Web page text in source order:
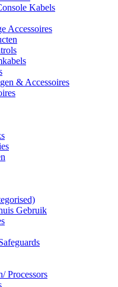
Kabels
Accessoires
& Accessoires
Gebruik
Processors